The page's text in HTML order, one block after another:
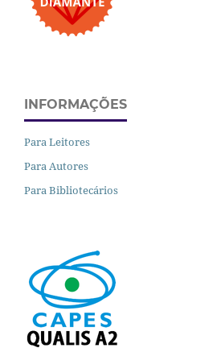
INFORMAÇÕES
Para Leitores
Para Autores
Para Bibliotecários